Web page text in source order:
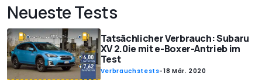
Neueste Tests
Tatsächlicher Verbrauch: Subaru
XV 2.0ie mit e-Boxer-Antrieb im
Test
Verbrauchstests-18 Mär. 2020